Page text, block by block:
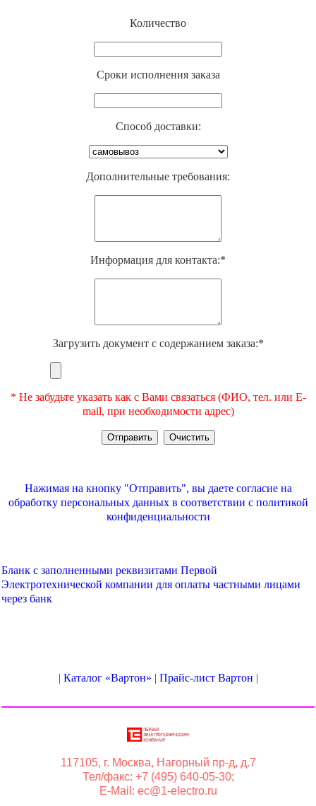
Количество
Cроки исполнения заказа
Способ доставки:
Дополнительные требования:
Информация для контакта:*
Загрузить документ с содержанием заказа:*
* Не забудьте указать как с Вами связаться (ФИО, тел. или E-
mail, при необходимости адрес)
Нажимая на кнопку "Отправить", вы даете согласие на
обработку персональных данных в соответствии с политикой
конфиденциальности
Бланк с заполненными реквизитами Первой
Электротехнической компании для оплаты частными лицами
через банк
| Каталог «Вартон» | Прайс-лист Вартон |
117105, г. Москва, Нагорный пр-д, д.7
Тел/факс: +7 (495) 640-05-30;
E-Mail: ec@1-electro.ru